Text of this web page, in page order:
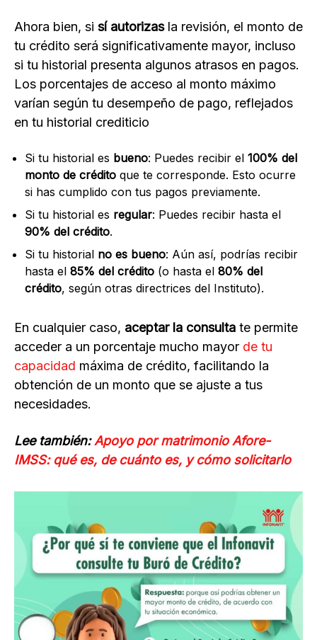
Ahora bien, si sí autorizasla revisión, el monto de
tu crédito será significativamente mayor, incluso
si tu historial presenta algunos atrasos en pagos.
Los porcentajes de acceso al monto máximo
varían según tu desempeño de pago, reflejados
en tu historial crediticio
Si tu historial es bueno: Puedes recibir el 100% del
monto de crédito que te corresponde. Esto ocurre
si has cumplido con tus pagos previamente.
Si tu historial es regular: Puedes recibir hasta el
90% del crédito.
Si tu historial no es bueno: Aún así, podrías recibir
hasta el 85% del crédito (o hasta el 80% del
crédito, según otras directrices del Instituto).
En cualquier caso, aceptar la consulta te permite
acceder a un porcentaje mucho mayor de tu
capacidad máxima de crédito, facilitando la
obtención de un monto que se ajuste a tus
necesidades.
Lee también:Apoyo por matrimonio Afore-
IMSS: qué es, de cuánto es, y cómo solicitarlo